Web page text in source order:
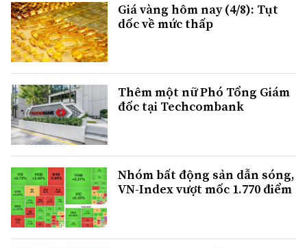
Giá vàng hôm nay (4/8): Tụt
dốc về mức thấp
Thêm một nữ Phó Tổng Giám
đốc tại Techcombank
Nhóm bất động sản dẫn sóng,
VN-Index vượt mốc 1.770 điểm